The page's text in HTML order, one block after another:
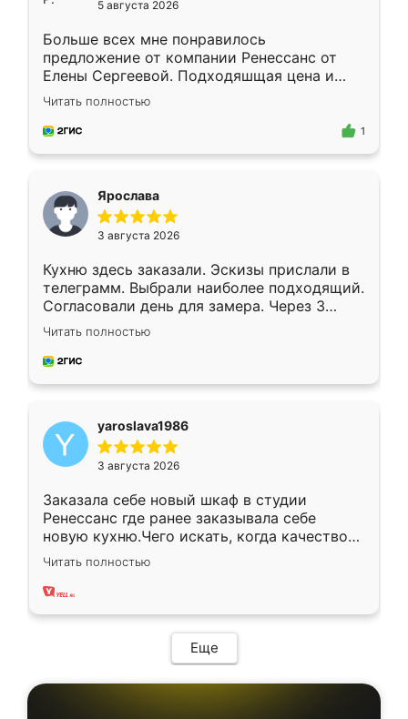
5 августа 2026
Больше всех мне понравилось
предложение от компании Ренессанс от
Елены Сергеевой. Подходяшщая цена и
короткие сроки изготовления. Приехавший
для замера сотрудник Владислав
предложил по моему эскизу самый
Читать полностью
1
Ярослава
3 августа 2026
Кухню здесь заказали. Эскизы прислали в
телеграмм. Выбрали наиболее подходящий.
Согласовали день для замера. Через 3
недели кухня была уже готова. Остались
довольны работой. Спасибо Ренессанс
мебель за качественную работу!
Читать полностью
yaroslava1986
3 августа 2026
Заказала себе новый шкаф в студии
Ренессанс где ранее заказывала себе
новую кухню.Чего искать, когда качеством
вполне довольна. Служит кухня уже почти
два года, нареканий нет.
Читать полностью
Еще